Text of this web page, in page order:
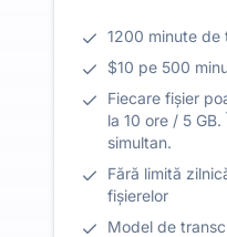
1200 minute de
$10 pe 500
Fiecare fișier
la 10 ore / 5
simultan.
Fără limită
fișierelor
Model de